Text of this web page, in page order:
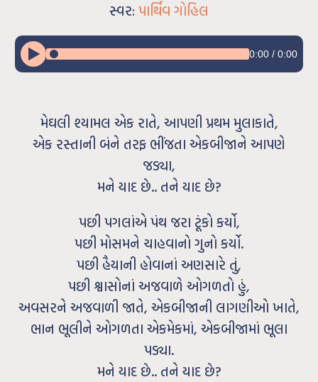
સ્વર: પાર્થિવ ગોહિલ
0:00/ 0:00
મેઘલી શ્યામલ એક રાતે, આપણી પ્રથમ મુલાકાતે,
એક રસ્તાની બંને તરફ ભીંજતા એકબીજાને આપણે
જડ્યા,
મને યાદ છે.. તને યાદ છે?
પછી પગલાંએ પંથ જરા ટૂંકો કર્યો,
પછી મોસમને ચાહવાનો ગુનો કર્યો.
પછી હૈયાની હોવાનાં અણસારે તું,
પછી શ્વાસોનાં અજવાળે ઓગળતો હું,
અવસરને અજવાળી જાતે, એકબીજાની લાગણીઓ ખાતે,
ભાન ભૂલીને ઓગળતા એકમેકમાં, એકબીજામાં ભૂલા
પડ્યા.
મને યાદ છે.. તને યાદ છે?